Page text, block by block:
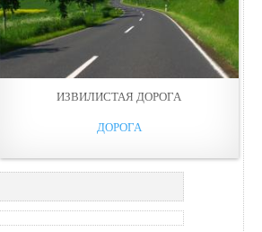
ИЗВИЛИСТАЯ ДОРОГА
ДОРОГА